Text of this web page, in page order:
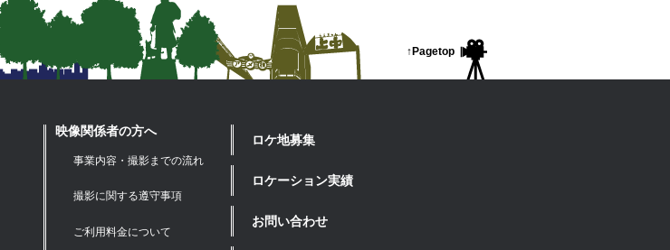
Pagetop
映像関係者の方へ
事業内容・撮影までの流れ
撮影に関する遵守事項
ご利用料金について
ロケ地募集
ロケーション実績
お問い合わせ